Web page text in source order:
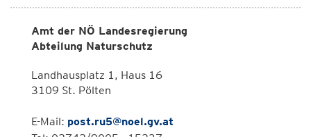
Amt der NÖ Landesregierung
Abteilung Naturschutz
Landhausplatz 1, Haus 16
3109 St. Pölten
E-Mail: post.ru5@noel.gv.at